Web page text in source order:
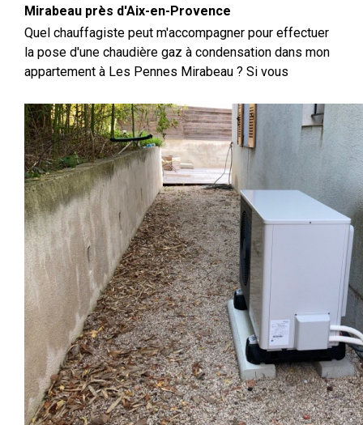
Mirabeau près d'Aix-en-Provence
Quel chauffagiste peut m'accompagner pour effectuer
la pose d'une chaudière gaz à condensation dans mon
appartement à Les Pennes Mirabeau ? Si vous
l'installation d'une chaudière gaz à condensation à Les
Pennes Mirabeau, AJJY Concept est votre partenaire
idéal. Spécialisé dans la pose et l'entretien de
systèmes de chauffage, AJJY Concept vous
accompagne dans le choix de la meilleure solution
adaptée à votre logement et à vos besoins en
consommation d'énergie. L'installation d'une chaudière
à condensation doit être réalisée par un professionnel
certifié afin de garantir une pose conforme aux normes
en vigueur et une performance énergétique optimale.
En choisissant AJJY Concept, vous bénéficiez d'un
accompagnement personnalisé, de conseils avisés et
d'une intervention rapide et efficace. Saunier Duval,
pourquoi choisir cette marque pour mes travaux de
rénovation à Les Pennes Mirabeau ? Saunier Duval est
une référence incontournable dans le domaine du
chauffage et de la production d'eau chaude sanitaire.